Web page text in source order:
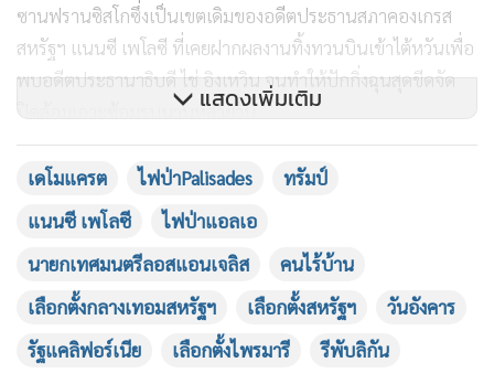
ฮาเวียร์ เบ็คเซอร์รา (DEM)1,263,319 คะแนน หรือ 25.4%
ทอม สไตเยอร์ (DEM) 975,876 คะแนน หรือ 19.6%
อย่างไรก็ตามจำนวนของผู้ลงชิงจากพรรคเดโมแครตในการเลือก
เหล่านั้นจะเพลี่ยงพล้ำในการโหวตและเปิดโอกาสให้ผู้ลงชิงจาก
พรรครีพับลิกัน 2 คนสามารถผ่านเข้าสู่การเลือกตั้งทั่วได้
แสดงเพิ่มเติม
เดโมแครต ไฟป่าPalisades
ทรัมป์
แนนซี เพโลซี
ไฟป่าแอลเอ
นายกเทศมนตรีลอสแอนเจลิส
คนไร้บ้าน
เลือกตั้งกลางเทอมสหรัฐฯ
เลือกตั้งสหรัฐฯ
วันอังคาร
รัฐแคลิฟอร์เนีย
เลือกตั้งไพรมารี
รีพับลิกัน